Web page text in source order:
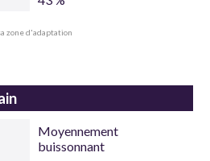
zone d'adaptation
Moyennement
buissonnant